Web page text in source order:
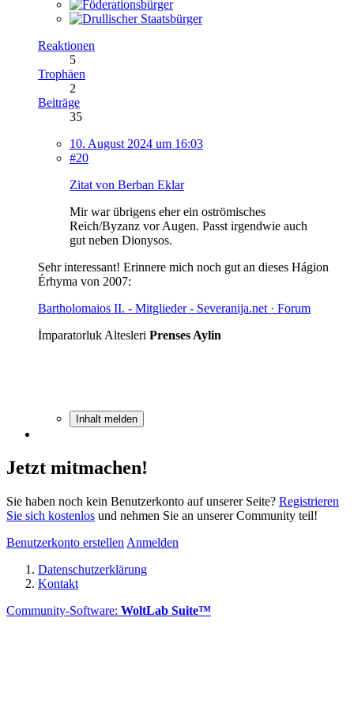
Reaktionen
5
Trophäen
2
Beiträge
35
10. August 2024 um 16:03
#20
Zitat von Berban Eklar
Mir war übrigens eher ein oströmisches
Reich/Byzanz vor Augen. Passt irgendwie auch
gut neben Dionysos.
Sehr interessant! Erinnere mich noch gut an dieses Hágion
Érhyma von 2007:
Bartholomaios II. - Mitglieder - Severanija.net · Forum
İmparatorluk Altesleri Prenses Aylin
Inhalt melden
Jetzt mitmachen!
Sie haben noch kein Benutzerkonto auf unserer Seite? Registrieren
Sie sich kostenlos und nehmen Sie an unserer Community teil!
Benutzerkonto erstellen Anmelden
Datenschutzerklärung
Kontakt
Community-Software: WoltLab Suite™